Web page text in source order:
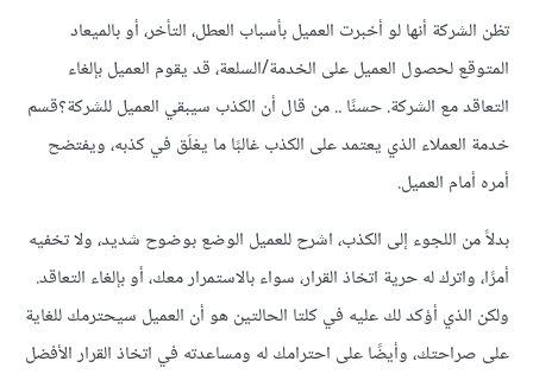
تظن الشركة أنها لو أخبرت العميل بأسباب العطل، التأخر، أو بالميعاد
المتوقع لحصول العميل على الخدمة/السلعة، قد يقوم العميل بإلغاء
التعاقد مع الشركة. حسنًا .. من قال أن الكذب سيبقي العميل للشركة؟قسم
خدمة العملاء الذي يعتمد على الكذب غالبًا ما يعْلَق في كذبه، ويفتضح
أمره أمام العميل.
بدلاً من اللجوء إلى الكذب، اشرح للعميل الوضع بوضوح شديد، ولا تخفيه
أمرًا، واترك له حرية اتخاذ القرار، سواء بالاستمرار معك، أو بإلغاء التعاقد.
ولكن الذي أؤكد لك عليه في كلتا الحالتين هو أن العميل سيحترمك للغاية
على صراحتك، وأيضًا على احترامك له ومساعدته في اتخاذ القرار الأفضل